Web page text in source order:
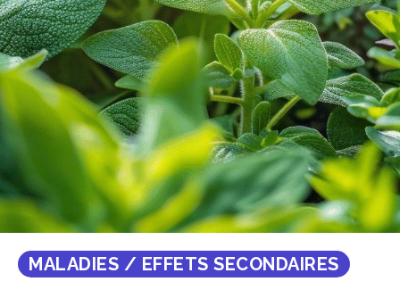
MALADIES / EFFETS SECONDAIRES